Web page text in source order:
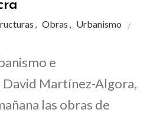
, Obras , Urbanismo
e
Martínez-Algora,
las obras de